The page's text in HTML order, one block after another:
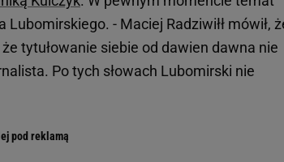
Lubomirskiego. - Maciej Radziwiłł mówił,
tytułowanie siebie od dawien dawna nie
Po tych słowach Lubomirski nie